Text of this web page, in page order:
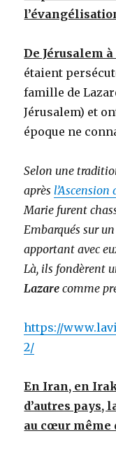
De Jérusalem
étaient
famille de
Jérusalem) et
époque ne
Selon une
aprèsl’Ascension
Marie furent
Embarqués sur
apportant avec
Là, ils fondèrent
Lazare comme
https://
2/
En Iran, en
d’autres pays,
au cœur même